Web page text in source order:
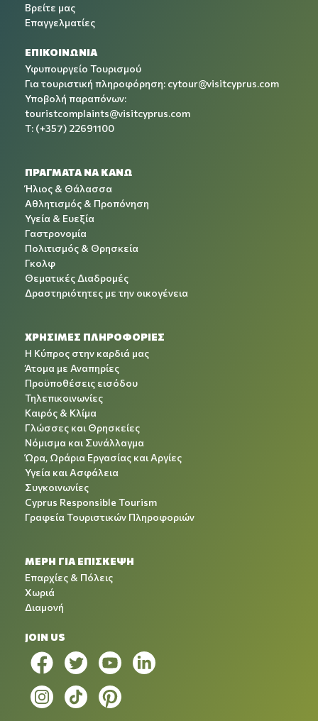
Βρείτε μας
Επαγγελματίες
ΕΠΙΚΟΙΝΩΝΙΑ
Υφυπουργείο Τουρισμού
Για τουριστική πληροφόρηση: cytour@visitcyprus.com
Υποβολή παραπόνων:
touristcomplaints@visitcyprus.com
T: (+357) 22691100
ΠΡΑΓΜΑΤΑ ΝΑ ΚΑΝΩ
Ήλιος & Θάλασσα
Αθλητισμός & Προπόνηση
Υγεία & Ευεξία
Γαστρονομία
Πολιτισμός & Θρησκεία
Γκολφ
Θεματικές Διαδρομές
Δραστηριότητες με την οικογένεια
ΧΡΉΣΙΜΕΣ ΠΛΗΡΟΦΟΡΊΕΣ
Η Κύπρος στην καρδιά μας
Άτομα με Αναπηρίες
Προϋποθέσεις εισόδου
Τηλεπικοινωνίες
Καιρός & Κλίμα
Γλώσσες και Θρησκείες
Νόμισμα και Συνάλλαγμα
Ώρα, Ωράρια Εργασίας και Αργίες
Υγεία και Ασφάλεια
Συγκοινωνίες
Cyprus Responsible Tourism
Γραφεία Τουριστικών Πληροφοριών
ΜΕΡΗ ΓΙΑ ΕΠΙΣΚΕΨΗ
Επαρχίες & Πόλεις
Χωριά
Διαμονή
JOIN US